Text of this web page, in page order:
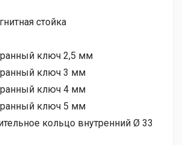
стойка
ключ 2,5 мм
ключ 3 мм
ключ 4 мм
ключ 5 мм
кольцо внутренний Ø 33